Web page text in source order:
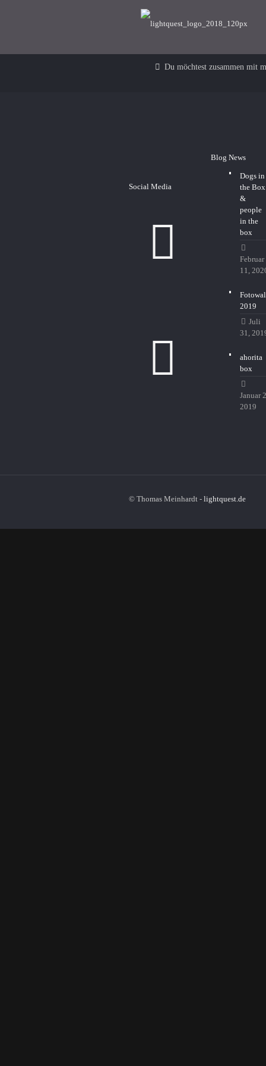
Du möchtest zusammen mit
Social Media
Blog News
Dogs in
the Box
&
people
in the
box
Februar
11,
2019
Juli
31,
ahorita
box
Januar
2019
© Thomas Meinhardt - lightquest.de